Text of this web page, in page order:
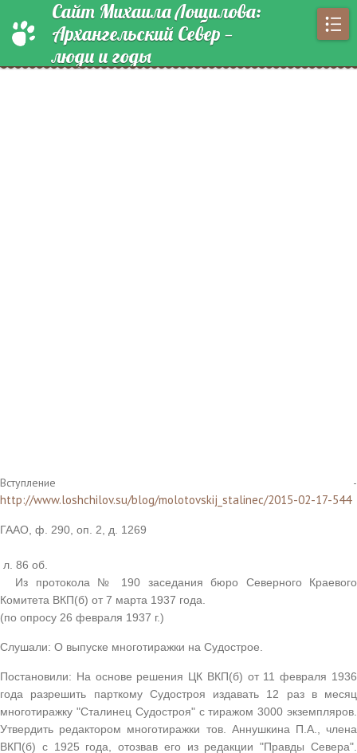
Сайт Михаила Лощилова:
Архангельский Север —
люди и годы
Вступление -
http://www.loshchilov.su/blog/molotovskij_stalinec/2015-02-17-544
ГААО, ф. 290, оп. 2, д. 1269
л. 86 об.
Из протокола № 190 заседания бюро Северного Краевого
Комитета ВКП(б) от 7 марта 1937 года.
(по опросу 26 февраля 1937 г.)
Слушали: О выпуске многотиражки на Судострое.
Постановили: На основе решения ЦК ВКП(б) от 11 февраля 1936
года разрешить парткому Судостроя издавать 12 раз в месяц
многотиражку "Сталинец Судостроя" с тиражом 3000 экземпляров.
Утвердить редактором многотиражки тов. Аннушкина П.А., члена
ВКП(б) с 1925 года, отозвав его из редакции "Правды Севера".